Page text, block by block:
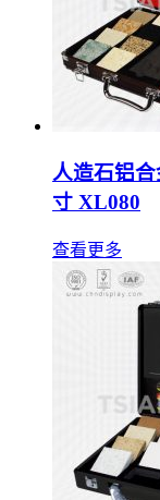
人造石铝
寸 XL080
查看更多